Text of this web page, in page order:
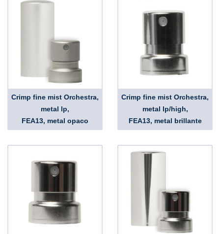
Crimp fine mist Orchestra,
metal lp,
FEA13, metal opaco
Crimp fine mist Orchestra,
metal lp/high,
FEA13, metal brillante